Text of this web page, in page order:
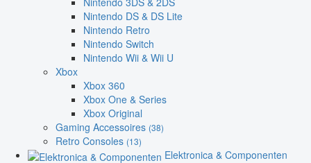
Nintendo DS & DS Lite
Nintendo Retro
Nintendo Switch
Nintendo Wii & Wii U
Xbox
Xbox 360
Xbox One & Series
Xbox Original
Gaming Accessoires (38)
Retro Consoles (13)
Elektronica & Componenten